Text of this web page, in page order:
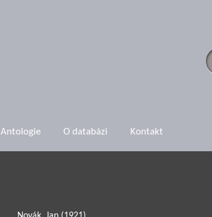
Antologie O databázi Kontakt